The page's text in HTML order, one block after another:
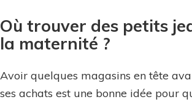
du
grossesse
Où trouver des petits
la maternité ?
Avoir quelques magasins en tête
ses achats est une bonne idée pour